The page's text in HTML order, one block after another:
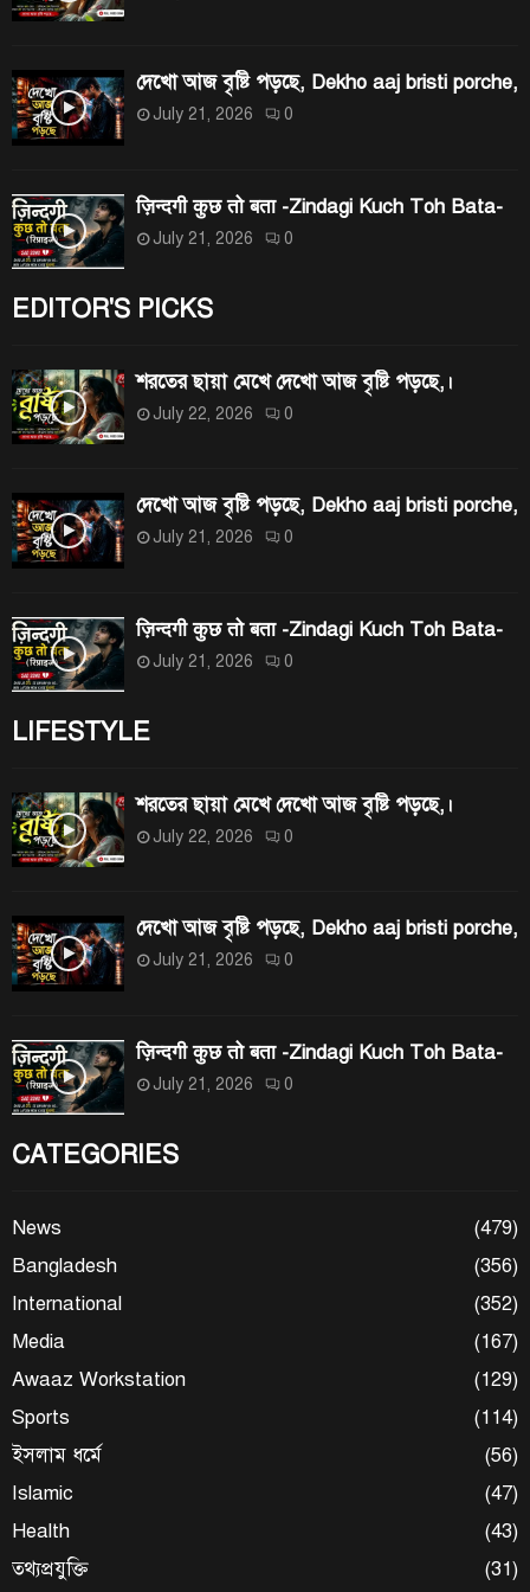
দেখো আজ বৃষ্টি পড়ছে, Dekho aaj bristi porche,
July 21, 2026 0
ज़िन्दगी कुछ तो बता -Zindagi Kuch Toh Bata-
July 21, 2026 0
EDITOR'S PICKS
শরতের ছায়া মেখে দেখো আজ বৃষ্টি পড়ছে,।
July 22, 2026 0
দেখো আজ বৃষ্টি পড়ছে, Dekho aaj bristi porche,
July 21, 2026 0
ज़िन्दगी कुछ तो बता -Zindagi Kuch Toh Bata-
July 21, 2026 0
LIFESTYLE
শরতের ছায়া মেখে দেখো আজ বৃষ্টি পড়ছে,।
July 22, 2026 0
দেখো আজ বৃষ্টি পড়ছে, Dekho aaj bristi porche,
July 21, 2026 0
ज़िन्दगी कुछ तो बता -Zindagi Kuch Toh Bata-
July 21, 2026 0
CATEGORIES
News
(479)
Bangladesh
(356)
International
(352)
Media
(167)
Awaaz Workstation
(129)
Sports
(114)
ইসলাম ধর্মে
(56)
Islamic
(47)
Health
(43)
তথ্যপ্রযুক্তি
(31)